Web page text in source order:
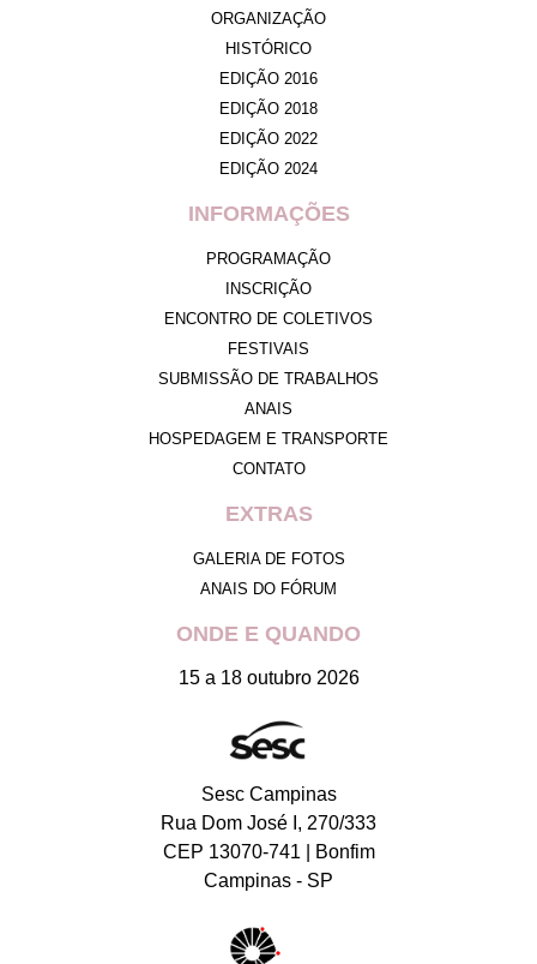
ORGANIZAÇÃO
HISTÓRICO
EDIÇÃO 2016
EDIÇÃO 2018
EDIÇÃO 2022
EDIÇÃO 2024
INFORMAÇÕES
PROGRAMAÇÃO
INSCRIÇÃO
ENCONTRO DE COLETIVOS
FESTIVAIS
SUBMISSÃO DE TRABALHOS
ANAIS
HOSPEDAGEM E TRANSPORTE
CONTATO
EXTRAS
GALERIA DE FOTOS
ANAIS DO FÓRUM
ONDE E QUANDO
15 a 18 outubro 2026
Sesc Campinas
Rua Dom José I, 270/333
CEP 13070-741 | Bonfim
Campinas - SP